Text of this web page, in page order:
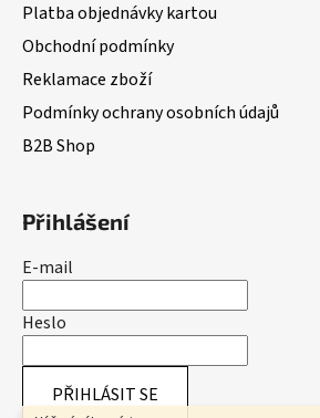
Platba objednávky kartou
Obchodní podmínky
Reklamace zboží
Podmínky ochrany osobních údajů
B2B Shop
Přihlášení
E-mail
Heslo
PŘIHLÁSIT SE